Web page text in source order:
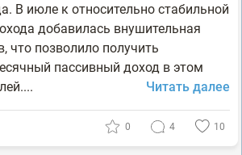
В июле к относительно стабильной
добавилась внушительная
что позволило получить
пассивный доход в этом
Читать далее
0 4 10